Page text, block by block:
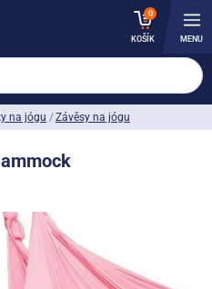
0
KOŠÍK MENU
na jógu Závěsy na jógu